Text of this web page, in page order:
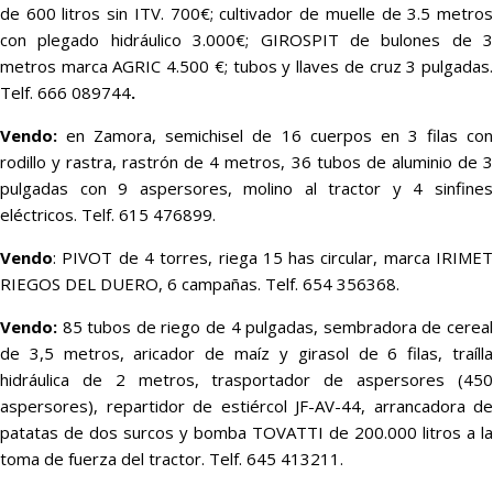
de 600 litros sin ITV. 700€; cultivador de muelle de 3.5 metros
con plegado hidráulico 3.000€; GIROSPIT de bulones de 3
metros marca AGRIC 4.500 €; tubos y llaves de cruz 3 pulgadas.
Telf. 666 089744.
Vendo: en Zamora, semichisel de 16 cuerpos en 3 filas con
rodillo y rastra, rastrón de 4 metros, 36 tubos de aluminio de 3
pulgadas con 9 aspersores, molino al tractor y 4 sinfines
eléctricos. Telf. 615 476899.
Vendo: PIVOT de 4 torres, riega 15 has circular, marca IRIMET
RIEGOS DEL DUERO, 6 campañas. Telf. 654 356368.
Vendo: 85 tubos de riego de 4 pulgadas, sembradora de cereal
de 3,5 metros, aricador de maíz y girasol de 6 filas, traílla
hidráulica de 2 metros, trasportador de aspersores (450
aspersores), repartidor de estiércol JF-AV-44, arrancadora de
patatas de dos surcos y bomba TOVATTI de 200.000 litros a la
toma de fuerza del tractor. Telf. 645 413211.